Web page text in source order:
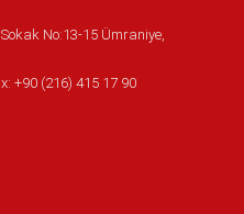
No:13-15 Ümraniye,
+90 (216) 415 17 90